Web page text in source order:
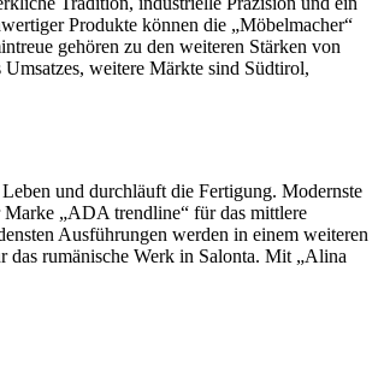
Produkte können die „Möbelmacher“
gehören zu den weiteren Stärken von
weitere Märkte sind Südtirol,
und durchläuft die Fertigung. Modernste
„ADA trendline“ für das mittlere
Ausführungen werden in einem weiteren
das rumänische Werk in Salonta. Mit „Alina